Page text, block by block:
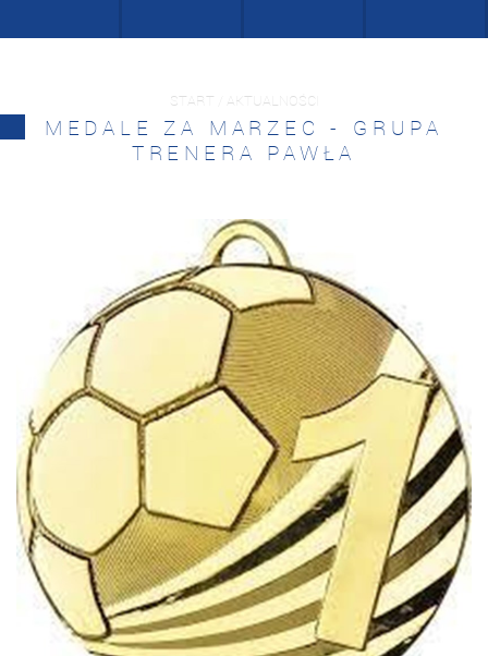
START / AKTUALNOŚCI
MEDALE ZA MARZEC - GRUPA
TRENERA PAWŁA